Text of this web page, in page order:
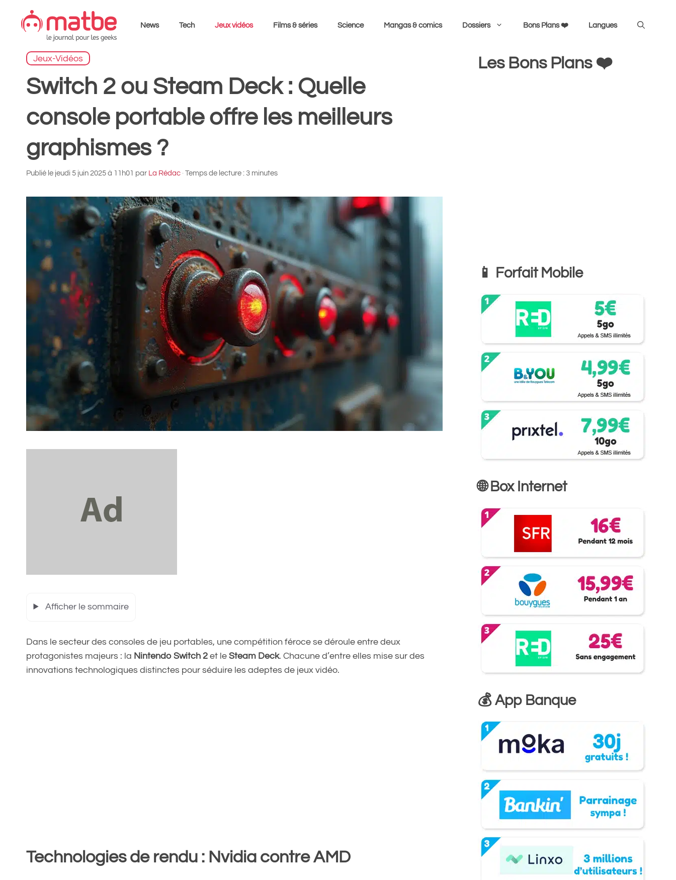
contenu
News Tech Jeux vidéos Films & séries Science Mangas & comics Dossiers Bons Plans ❤️ Langues
Jeux-Vidéos
Switch 2 ou Steam Deck : Quelle
console portable offre les meilleurs
graphismes ?
Publié le jeudi 5 juin 2025 à 11h01 par La Rédac · Temps de lecture : 3 minutes
Afficher le sommaire
Dans le secteur des consoles de jeu portables, une compétition féroce se déroule entre deux
protagonistes majeurs : la Nintendo Switch 2 et le Steam Deck. Chacune d’entre elles mise sur des
innovations technologiques distinctes pour séduire les adeptes de jeux vidéo.
Technologies de rendu : Nvidia contre AMD
Les Bons Plans ❤️
📱 Forfait Mobile
🌐 Box Internet
💰 App Banque